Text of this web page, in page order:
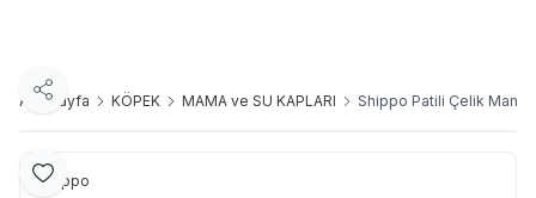
Ana Sayfa KÖPEK MAMA ve SU KAPLARI Shippo Patili Çelik Mama
Favoriye Ekle
Paylaş
Shippo